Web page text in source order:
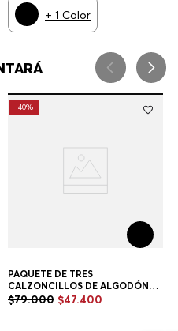
+ 1 Color
-40%
ELÁSTICO CALZONCILLOS
.
Multicolor
Gorras Y Jockeys